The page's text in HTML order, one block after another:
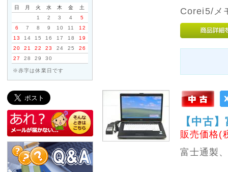
日 月 火 水 木 金
土
1
2 3 4
5
6
7 8 9 10 11
12
13
14 15 16 17 18
19
20
21 22 23 24 25
26
27
28 29 30
※赤字は休業日です
Corei5/メ
【中古
販売価格(
富士通製